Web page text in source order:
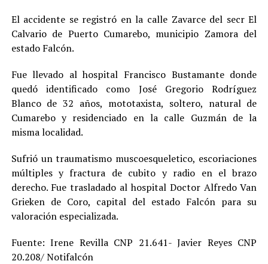
El accidente se registró en la calle Zavarce del secr El
Calvario de Puerto Cumarebo, municipio Zamora del
estado Falcón.
Fue llevado al hospital Francisco Bustamante donde
quedó identificado como José Gregorio Rodríguez
Blanco de 32 años, mototaxista, soltero, natural de
Cumarebo y residenciado en la calle Guzmán de la
misma localidad.
Sufrió un traumatismo muscoesqueletico, escoriaciones
múltiples y fractura de cubito y radio en el brazo
derecho. Fue trasladado al hospital Doctor Alfredo Van
Grieken de Coro, capital del estado Falcón para su
valoración especializada.
Fuente: Irene Revilla CNP 21.641- Javier Reyes CNP
20.208/ Notifalcón